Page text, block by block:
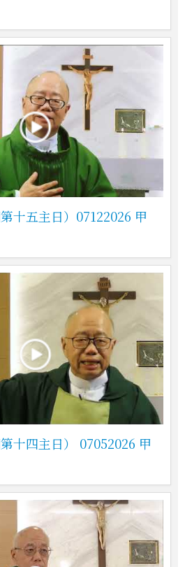
十五主日）07122026 甲
十四主日） 07052026 甲